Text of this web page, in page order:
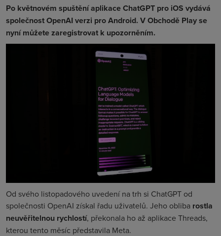
Po květnovém spuštění aplikace ChatGPT pro iOS vydává
společnost OpenAI verzi pro Android. V Obchodě Play se
nyní můžete zaregistrovat k upozorněním.
Od svého listopadového uvedení na trh si ChatGPT od
společnosti OpenAI získal řadu uživatelů. Jeho obliba rostla
neuvěřitelnou rychlostí, překonala ho až aplikace Threads,
kterou tento měsíc představila Meta.